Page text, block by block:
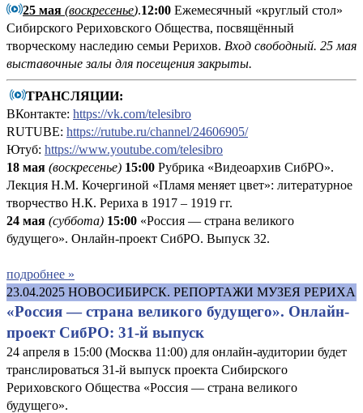
25 мая (воскресенье).12:00 Ежемесячный «круглый стол»
Сибирского Рериховского Общества, посвящённый
творческому наследию семьи Рерихов. Вход свободный. 25 мая
выставочные залы для посещения закрыты.
ТРАНСЛЯЦИИ:
ВКонтакте: https://vk.com/telesibro
RUTUBE: https://rutube.ru/channel/24606905/
Ютуб: https://www.youtube.com/telesibro
18 мая (воскресенье) 15:00 Рубрика «Видеоархив СибРО».
Лекция Н.М. Кочергиной «Пламя меняет цвет»: литературное
творчество Н.К. Рериха в 1917 – 1919 гг.
24 мая (суббота) 15:00 «Россия — страна великого
будущего». Онлайн-проект СибРО. Выпуск 32.
подробнее »
23.04.2025 НОВОСИБИРСК. РЕПОРТАЖИ МУЗЕЯ РЕРИХА
«Россия — страна великого будущего». Онлайн-
проект СибРО: 31-й выпуск
24 апреля в 15:00 (Москва 11:00) для онлайн-аудитории будет
транслироваться 31-й выпуск проекта Сибирского
Рериховского Общества «Россия — страна великого
будущего».